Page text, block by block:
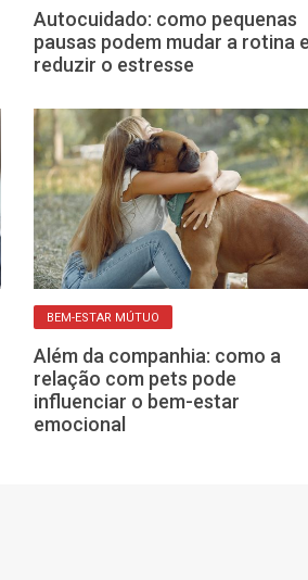
Autocuidado: como pequenas
pausas podem mudar a rotina e
reduzir o estresse
BEM-ESTAR MÚTUO
Além da companhia: como a
relação com pets pode
influenciar o bem-estar
emocional